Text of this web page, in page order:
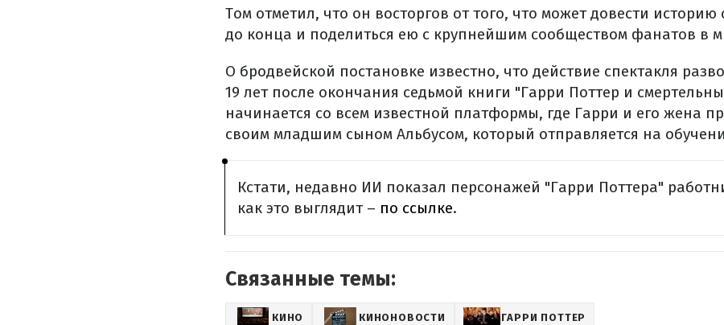
Том отметил, что он восторгов от того, что может довести историю
до конца и поделиться ею с крупнейшим сообществом фанатов в
О бродвейской постановке известно, что действие спектакля
19 лет после окончания седьмой книги "Гарри Поттер и
начинается со всем известной платформы, где Гарри и его жена
своим младшим сыном Альбусом, который отправляется на
Кстати, недавно ИИ показал персонажей "Гарри Поттера"
как это выглядит – по ссылке.
Связанные темы:
КИНО КИНОНОВОСТИ ГАРРИ ПОТТЕР